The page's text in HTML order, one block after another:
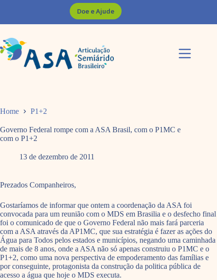
Doe e Ajude
Home P1+2
Governo Federal rompe com a ASA Brasil, com o P1MC e
com o P1+2
13 de dezembro de 2011
Prezados Companheiros,
Gostaríamos de informar que ontem a coordenação da ASA foi
convocada para um reunião com o MDS em Brasilia e o desfecho final
foi o comunicado de que o Governo Federal não mais fará parceria
com a ASA através da AP1MC, que sua estratégia é fazer as ações do
Água para Todos pelos estados e municípios, negando uma caminhada
de mais de 8 anos, onde a ASA não só apenas construiu o P1MC e o
P1+2, como uma nova perspectiva de empoderamento das famílias e
por conseguinte, protagonista da construção da politica pública de
acesso a água que hoje o MDS executa.